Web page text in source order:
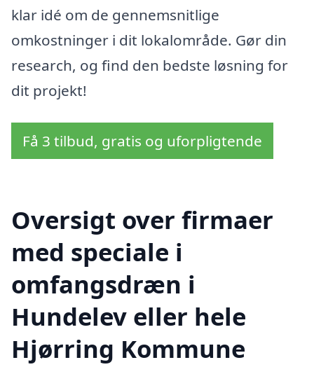
klar idé om de gennemsnitlige
omkostninger i dit lokalområde. Gør din
research, og find den bedste løsning for
dit projekt!
Få 3 tilbud, gratis og uforpligtende
Oversigt over firmaer
med speciale i
omfangsdræn i
Hundelev eller hele
Hjørring Kommune